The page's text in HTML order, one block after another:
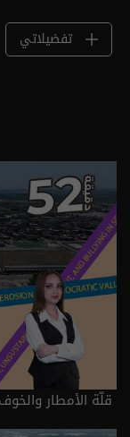
تفضيلاتي
الموسم 6